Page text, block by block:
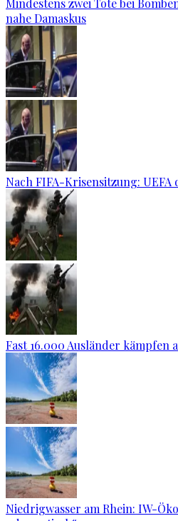
Mindestens zwei Tote bei
nahe Damaskus
Nach FIFA-Krisensitzung:
Fast 16.000 Ausländer kämpfen
Niedrigwasser am Rhein: IW-